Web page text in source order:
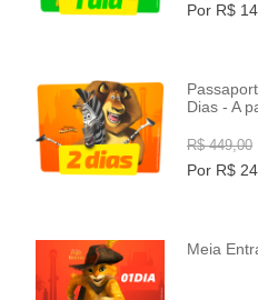
Por R$
INFO
Dias - A
R$ 449,00
Por R$
INFO
Meia